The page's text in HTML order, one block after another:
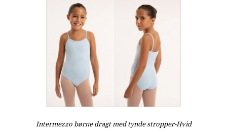
Intermezzo børne dragt med tynde stropper-Hvid